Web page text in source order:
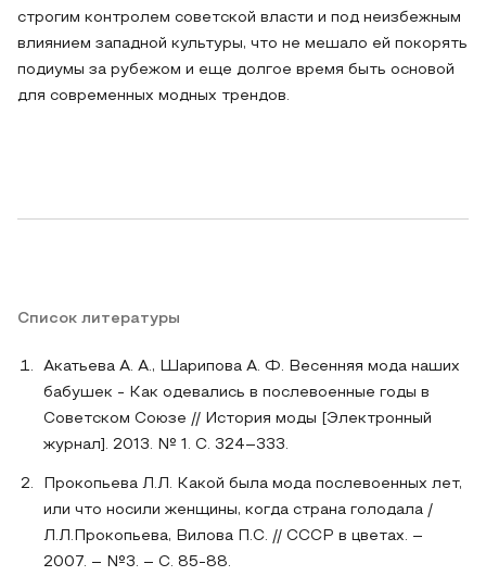
строгим контролем советской власти и под неизбежным
влиянием западной культуры, что не мешало ей покорять
подиумы за рубежом и еще долгое время быть основой
для современных модных трендов.
Список литературы
Акатьева А. А., Шарипова А. Ф. Весенняя мода наших
бабушек - Как одевались в послевоенные годы в
Советском Союзе // История моды [Электронный
журнал]. 2013. № 1. С. 324–333.
Прокопьева Л.Л. Какой была мода послевоенных лет,
или что носили женщины, когда страна голодала /
Л.Л.Прокопьева, Вилова П.С. // СССР в цветах. –
2007. – №3. – С. 85-88.